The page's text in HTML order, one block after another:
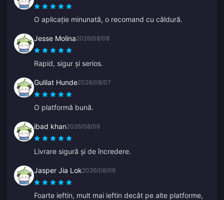
O aplicație minunată, o recomand cu căldură.
Jesse Molina2026/08/08
Rapid, sigur și serios.
Gulilat Hunde2026/08/07
O platformă bună.
ibad khan2026/08/06
Livrare sigură și de încredere.
Jasper Jia Lok2026/08/06
Foarte ieftin, mult mai ieftin decât pe alte platforme,